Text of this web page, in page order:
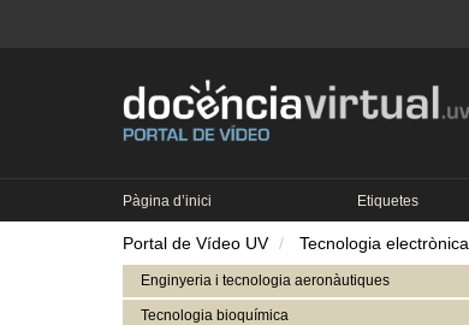
Pàgina d’inici Etiquetes
Portal de Vídeo UV Tecnologia electrònica
Enginyeria i tecnologia aeronàutiques
Tecnologia bioquímica